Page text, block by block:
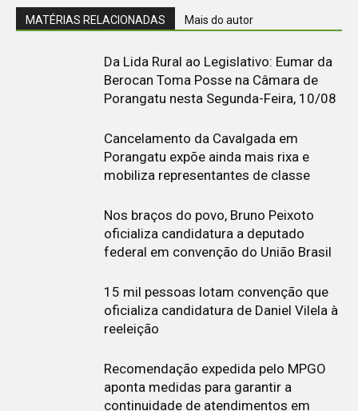
MATÉRIAS RELACIONADAS Mais do autor
Da Lida Rural ao Legislativo: Eumar da
Berocan Toma Posse na Câmara de
Porangatu nesta Segunda-Feira, 10/08
Cancelamento da Cavalgada em
Porangatu expõe ainda mais rixa e
mobiliza representantes de classe
Nos braços do povo, Bruno Peixoto
oficializa candidatura a deputado
federal em convenção do União Brasil
15 mil pessoas lotam convenção que
oficializa candidatura de Daniel Vilela à
reeleição
Recomendação expedida pelo MPGO
aponta medidas para garantir a
continuidade de atendimentos em